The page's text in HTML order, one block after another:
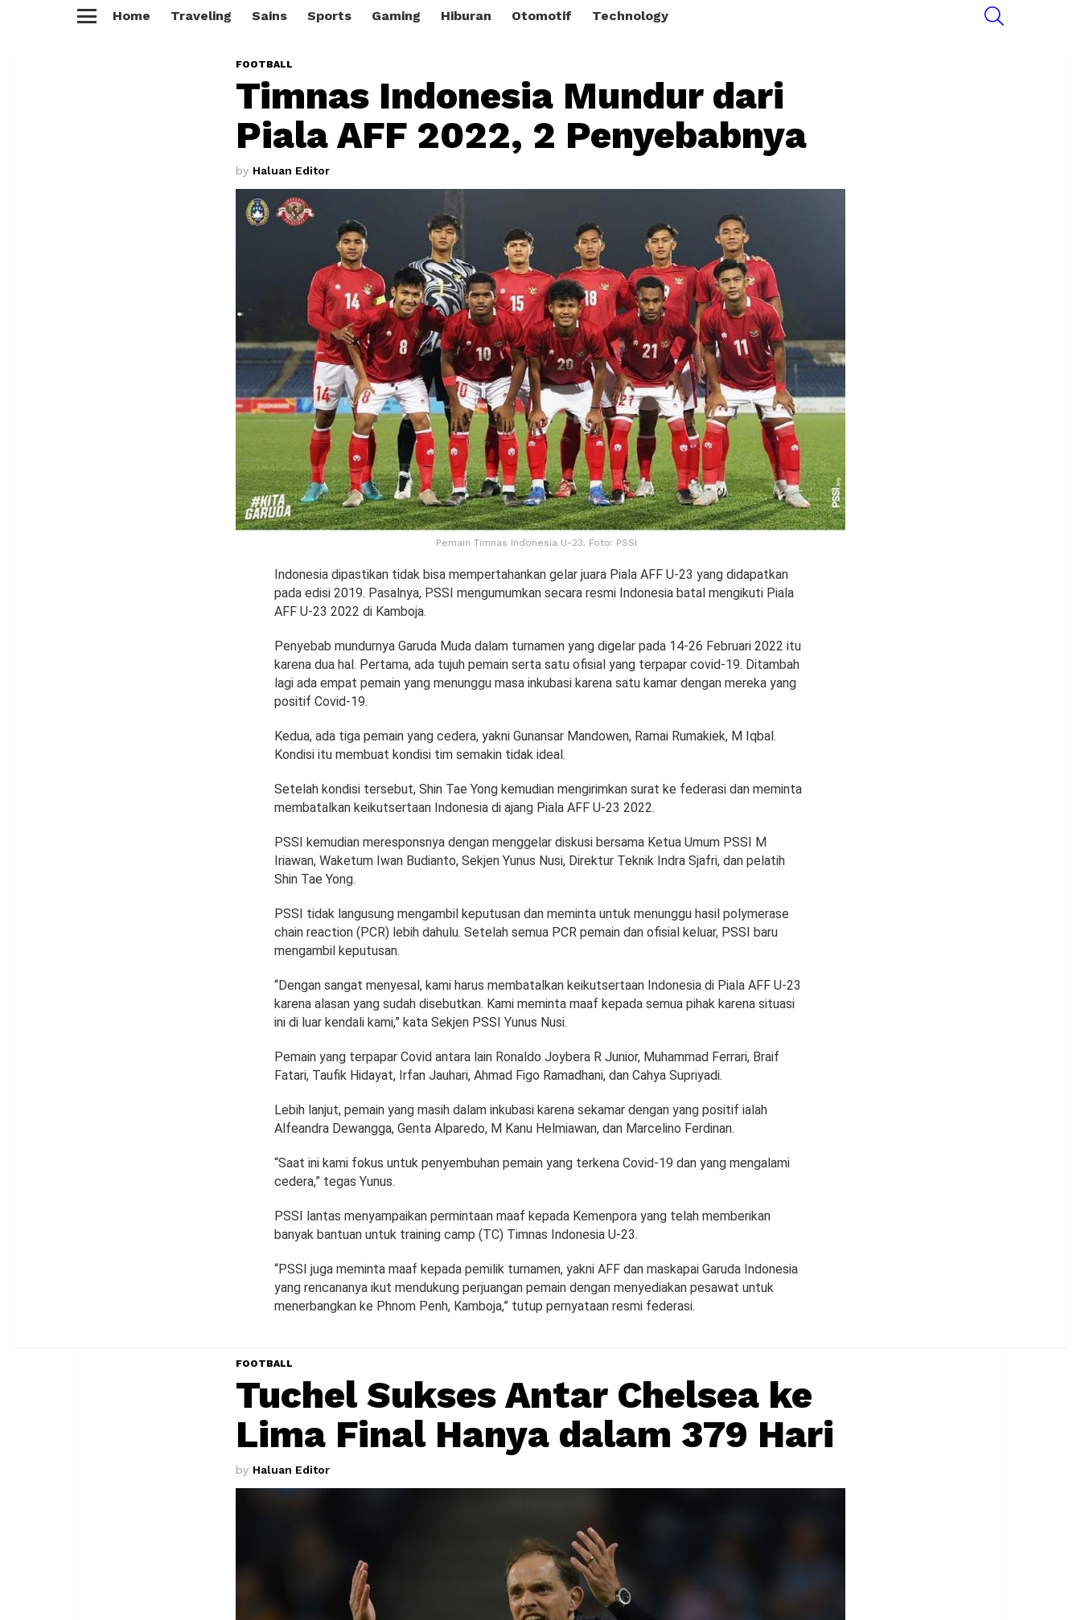
Home Traveling Sains Sports Gaming Hiburan Otomotif Technology
FOOTBALL
Timnas Indonesia Mundur dari
Piala AFF 2022, 2 Penyebabnya
by Haluan Editor
Pemain Timnas Indonesia U-23. Foto: PSSI
Indonesia dipastikan tidak bisa mempertahankan gelar juara Piala AFF U-23 yang didapatkan
pada edisi 2019. Pasalnya, PSSI mengumumkan secara resmi Indonesia batal mengikuti Piala
AFF U-23 2022 di Kamboja.
Penyebab mundurnya Garuda Muda dalam turnamen yang digelar pada 14-26 Februari 2022 itu
karena dua hal. Pertama, ada tujuh pemain serta satu ofisial yang terpapar covid-19. Ditambah
lagi ada empat pemain yang menunggu masa inkubasi karena satu kamar dengan mereka yang
positif Covid-19.
Kedua, ada tiga pemain yang cedera, yakni Gunansar Mandowen, Ramai Rumakiek, M Iqbal.
Kondisi itu membuat kondisi tim semakin tidak ideal.
Setelah kondisi tersebut, Shin Tae Yong kemudian mengirimkan surat ke federasi dan meminta
membatalkan keikutsertaan Indonesia di ajang Piala AFF U-23 2022.
PSSI kemudian meresponsnya dengan menggelar diskusi bersama Ketua Umum PSSI M
Iriawan, Waketum Iwan Budianto, Sekjen Yunus Nusi, Direktur Teknik Indra Sjafri, dan pelatih
Shin Tae Yong.
PSSI tidak langusung mengambil keputusan dan meminta untuk menunggu hasil polymerase
chain reaction (PCR) lebih dahulu. Setelah semua PCR pemain dan ofisial keluar, PSSI baru
mengambil keputusan.
“Dengan sangat menyesal, kami harus membatalkan keikutsertaan Indonesia di Piala AFF U-23
karena alasan yang sudah disebutkan. Kami meminta maaf kepada semua pihak karena situasi
ini di luar kendali kami,” kata Sekjen PSSI Yunus Nusi.
Pemain yang terpapar Covid antara lain Ronaldo Joybera R Junior, Muhammad Ferrari, Braif
Fatari, Taufik Hidayat, Irfan Jauhari, Ahmad Figo Ramadhani, dan Cahya Supriyadi.
Lebih lanjut, pemain yang masih dalam inkubasi karena sekamar dengan yang positif ialah
Alfeandra Dewangga, Genta Alparedo, M Kanu Helmiawan, dan Marcelino Ferdinan.
“Saat ini kami fokus untuk penyembuhan pemain yang terkena Covid-19 dan yang mengalami
cedera,” tegas Yunus.
PSSI lantas menyampaikan permintaan maaf kepada Kemenpora yang telah memberikan
banyak bantuan untuk training camp (TC) Timnas Indonesia U-23.
“PSSI juga meminta maaf kepada pemilik turnamen, yakni AFF dan maskapai Garuda Indonesia
yang rencananya ikut mendukung perjuangan pemain dengan menyediakan pesawat untuk
menerbangkan ke Phnom Penh, Kamboja,” tutup pernyataan resmi federasi.
FOOTBALL
Tuchel Sukses Antar Chelsea ke
Lima Final Hanya dalam 379 Hari
by Haluan Editor